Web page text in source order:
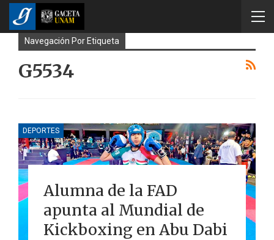
Navegación Por Etiqueta
G5534
DEPORTES
Alumna de la FAD
apunta al Mundial de
Kickboxing en Abu Dabi